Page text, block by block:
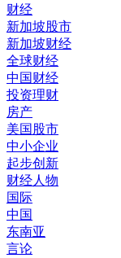
财经
新加坡股市
新加坡财经
全球财经
中国财经
投资理财
房产
美国股市
中小企业
起步创新
财经人物
国际
中国
东南亚
言论